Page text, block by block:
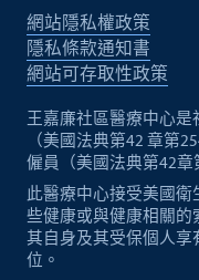
網站隱私權政策
隱私條款通知書
網站可存取性政策
王嘉廉社區醫療中心
（美國法典第42 章第
僱員（美國法典第42章
此醫療中心接受美國衛
些健康或與健康相關
其自身及其受保個人享
位。